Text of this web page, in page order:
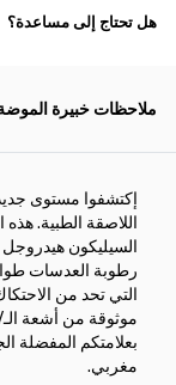
هل تحتاج إلى مساعدة؟
ملاحظات خبيرة
إكتشفوا مستوى
اللاصقة الطبية.
السيليكون
رطوبة العدسات
التي تحد من
بعلامتكم المفضلة
مغربي.